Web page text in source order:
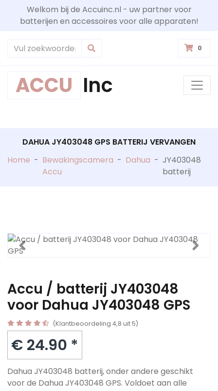
Welkom bij de Accuinc.nl - uw partner voor
batterijen en accessoires voor alle apparaten!
0
ACCU Inc
DAHUA JY403048 GPS BATTERIJ VERVANGEN
Home - Bewakingscamera
Accu
- Dahua - JY403048
batterij
Accu / batterij JY403048
voor Dahua JY403048 GPS
(Klantbeoordeling 4,8 uit 5)
€ 24.90 *
Dahua JY403048 batterij, onder andere geschikt
voor de Dahua JY403048 GPS. Voldoet aan alle